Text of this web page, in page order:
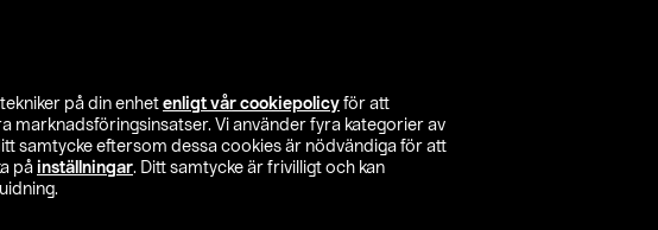
på din enhet enligt vår cookiepolicy för att
marknadsföringsinsatser. Vi använder fyra kategorier av
samtycke eftersom dessa cookies är nödvändiga för att
på inställningar. Ditt samtycke är frivilligt och kan